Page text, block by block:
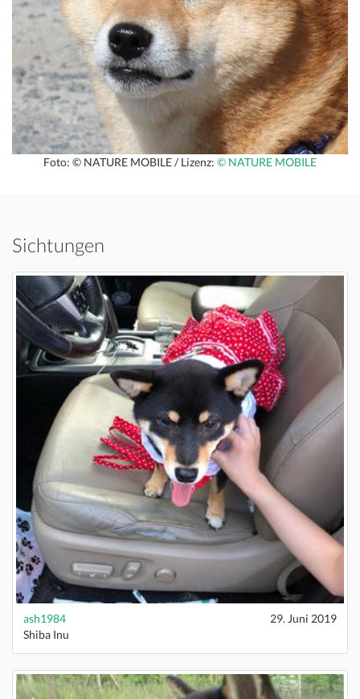
Foto: © NATURE MOBILE / Lizenz: © NATURE MOBILE
Sichtungen
ash1984
29. Juni 2019
Shiba Inu